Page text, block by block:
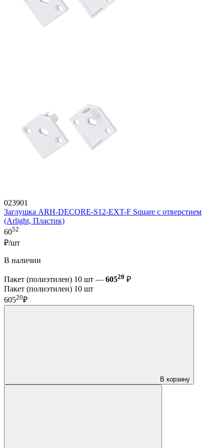
023901
Заглушка ARH-DECORE-S12-EXT-F Square с отверстием
(Arlight, Пластик)
6052
₽/шт
В наличии
Пакет (полиэтилен) 10 шт — 60520 ₽
Пакет (полиэтилен) 10 шт
60520₽
В корзину